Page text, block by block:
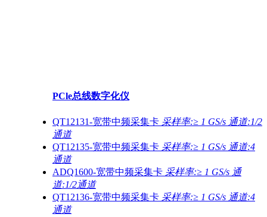
PCle总线数字化仪
QT12131-宽带中频采集卡 采样率:≥ 1 GS/s 通道:1/2
通道
QT12135-宽带中频采集卡 采样率:≥ 1 GS/s 通道:4
通道
ADQ1600-宽带中频采集卡 采样率:≥ 1 GS/s 通
道:1/2通道
QT12136-宽带中频采集卡 采样率:≥ 1 GS/s 通道:4
通道